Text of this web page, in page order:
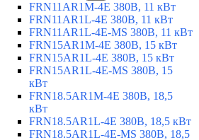
FRN11AR1M-4E 380В, 11 кВт
FRN11AR1L-4E 380В, 11 кВт
FRN11AR1L-4E-MS 380В, 11 кВт
FRN15AR1M-4E 380В, 15 кВт
FRN15AR1L-4E 380В, 15 кВт
FRN15AR1L-4E-MS 380В, 15
кВт
FRN18.5AR1M-4E 380В, 18,5
кВт
FRN18.5AR1L-4E 380В, 18,5 кВт
FRN18.5AR1L-4E-MS 380В, 18,5